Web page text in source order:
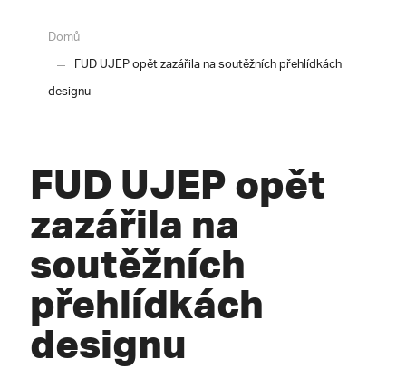
Domů
FUD UJEP opět zazářila na soutěžních přehlídkách
designu
FUD UJEP opět
zazářila na
soutěžních
přehlídkách
designu